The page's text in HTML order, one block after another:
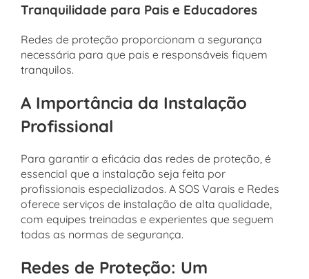
Tranquilidade para Pais e Educadores
Redes de proteção proporcionam a segurança
necessária para que pais e responsáveis fiquem
tranquilos.
A Importância da Instalação
Profissional
Para garantir a eficácia das redes de proteção, é
essencial que a instalação seja feita por
profissionais especializados. A SOS Varais e Redes
oferece serviços de instalação de alta qualidade,
com equipes treinadas e experientes que seguem
todas as normas de segurança.
Redes de Proteção: Um